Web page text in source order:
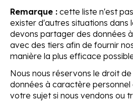
Remarque : cette liste n'est
exister d'autres situations dans
devons partager des données
avec des tiers afin de fournir
manière la plus efficace
Nous nous réservons le droit
données à caractère personnel
votre sujet si nous vendons ou